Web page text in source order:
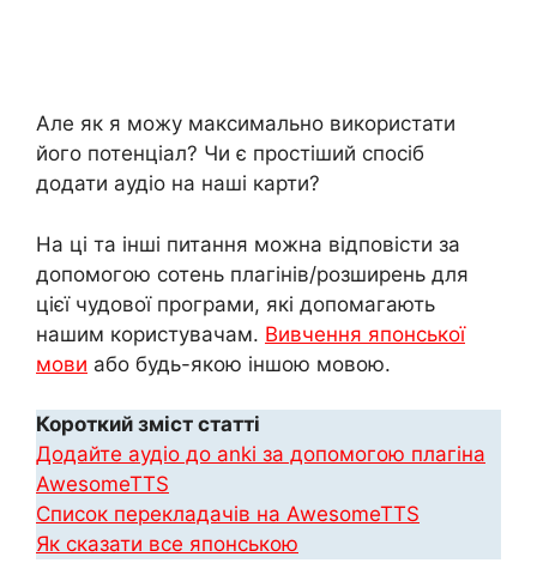
Але як я можу максимально використати
його потенціал? Чи є простіший спосіб
додати аудіо на наші карти?
На ці та інші питання можна відповісти за
допомогою сотень плагінів/розширень для
цієї чудової програми, які допомагають
нашим користувачам. Вивчення японської
мови або будь-якою іншою мовою.
Короткий зміст статті
Додайте аудіо до anki за допомогою плагіна
AwesomeTTS
Список перекладачів на AwesomeTTS
Як сказати все японською